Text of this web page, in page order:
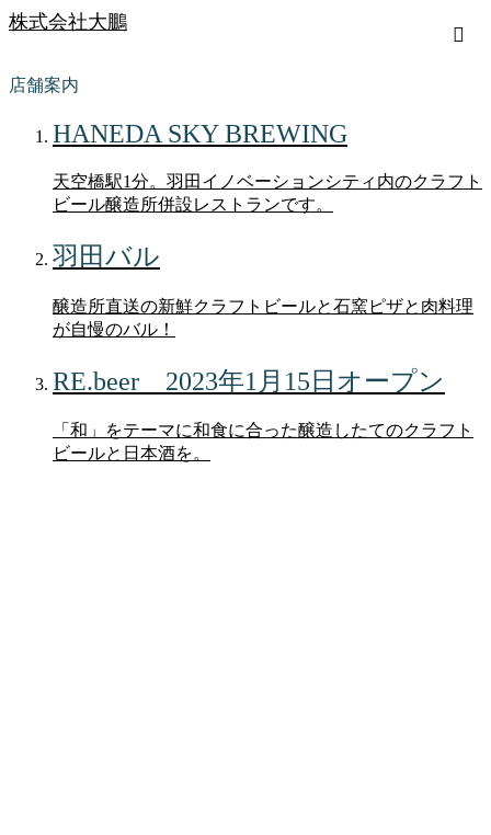
株式会社大鵬
店舗案内
HANEDA SKY BREWING
天空橋駅1分。羽田イノベーションシティ内のクラフト
ビール醸造所併設レストランです。
羽田バル
醸造所直送の新鮮クラフトビールと石窯ピザと肉料理
が自慢のバル！
RE.beer 2023年1月15日オープン
「和」をテーマに和食に合った醸造したてのクラフト
ビールと日本酒を。